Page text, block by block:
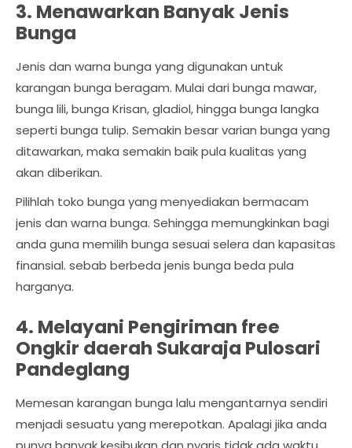
3. Menawarkan Banyak Jenis
Bunga
Jenis dan warna bunga yang digunakan untuk
karangan bunga beragam. Mulai dari bunga mawar,
bunga lili, bunga Krisan, gladiol, hingga bunga langka
seperti bunga tulip. Semakin besar varian bunga yang
ditawarkan, maka semakin baik pula kualitas yang
akan diberikan.
Pilihlah toko bunga yang menyediakan bermacam
jenis dan warna bunga. Sehingga memungkinkan bagi
anda guna memilih bunga sesuai selera dan kapasitas
finansial. sebab berbeda jenis bunga beda pula
harganya.
4. Melayani Pengiriman free
Ongkir daerah Sukaraja Pulosari
Pandeglang
Memesan karangan bunga lalu mengantarnya sendiri
menjadi sesuatu yang merepotkan. Apalagi jika anda